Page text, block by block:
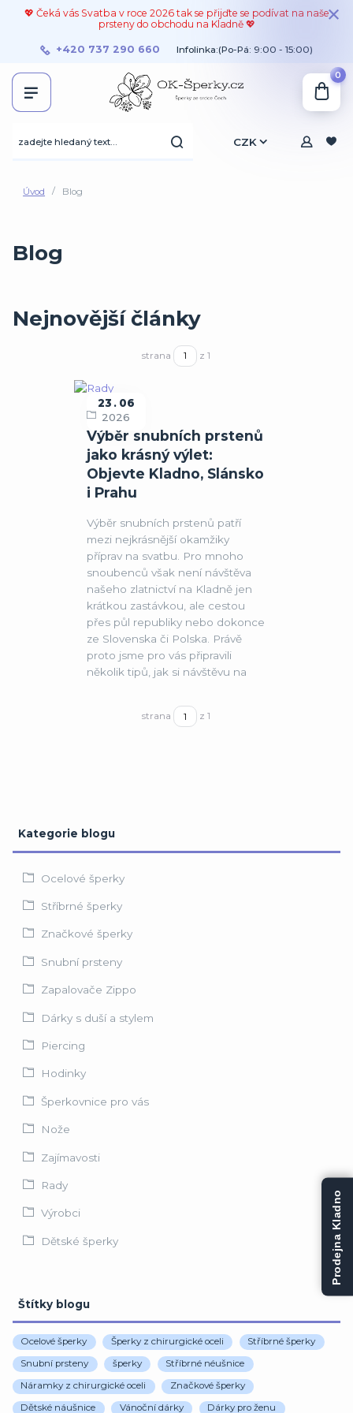
💖 Čeká vás Svatba v roce 2026 tak se přijďte se podívat na naše
prsteny do obchodu na Kladně 💖
CZK
+420 737 290 660 Infolinka:(Po-Pá: 9:00 - 15:00)
0
Úvod Blog
Kategorie blogu
Ocelové šperky
Stříbrné šperky
Značkové šperky
Snubní prsteny
Zapalovače Zippo
Dárky s duší a stylem
Piercing
Hodinky
Šperkovnice pro vás
Nože
Zajímavosti
Rady
Výrobci
Dětské šperky
Štítky blogu
Ocelové šperky Šperky z chirurgické oceli Stříbrné šperky
Snubní prsteny šperky Stříbrné néušnice
Náramky z chirurgické oceli Značkové šperky
Dětské náušnice Vánoční dárky Dárky pro ženu
Blog
Nejnovější články
strana z 1
Výběr snubních prstenů
jako krásný výlet:
Objevte Kladno, Slánsko
i Prahu
23
06
2026
Rady
Výběr snubních prstenů patří
mezi nejkrásnější okamžiky
příprav na svatbu. Pro mnoho
snoubenců však není návštěva
našeho zlatnictví na Kladně jen
krátkou zastávkou, ale cestou
přes půl republiky nebo dokonce
ze Slovenska či Polska. Právě
proto jsme pro vás připravili
několik tipů, jak si návštěvu na
strana z 1
Prodejna Kladno